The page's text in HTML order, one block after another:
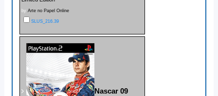
by Arte no Papel Online
SLUS_216.39
Nascar 09